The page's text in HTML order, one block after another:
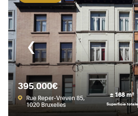
395.000€
Rue Reper-Vreven 85,
1020 Bruxelles
± 168 m²
Superficie totale